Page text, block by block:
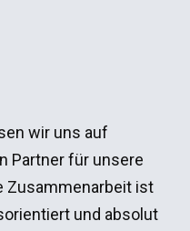
wir uns auf
Partner für unsere
Zusammenarbeit ist
und absolut